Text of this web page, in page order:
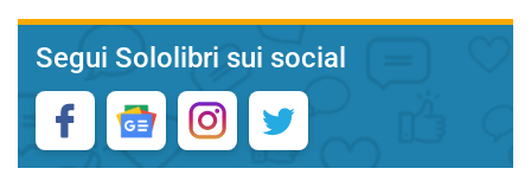
Segui Sololibri sui social